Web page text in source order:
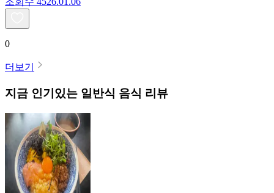
0
더보기
지금 인기있는 일반식 음식 리뷰